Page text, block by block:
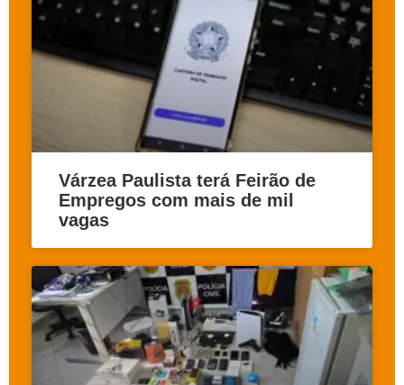
Várzea Paulista terá Feirão de
Empregos com mais de mil
vagas